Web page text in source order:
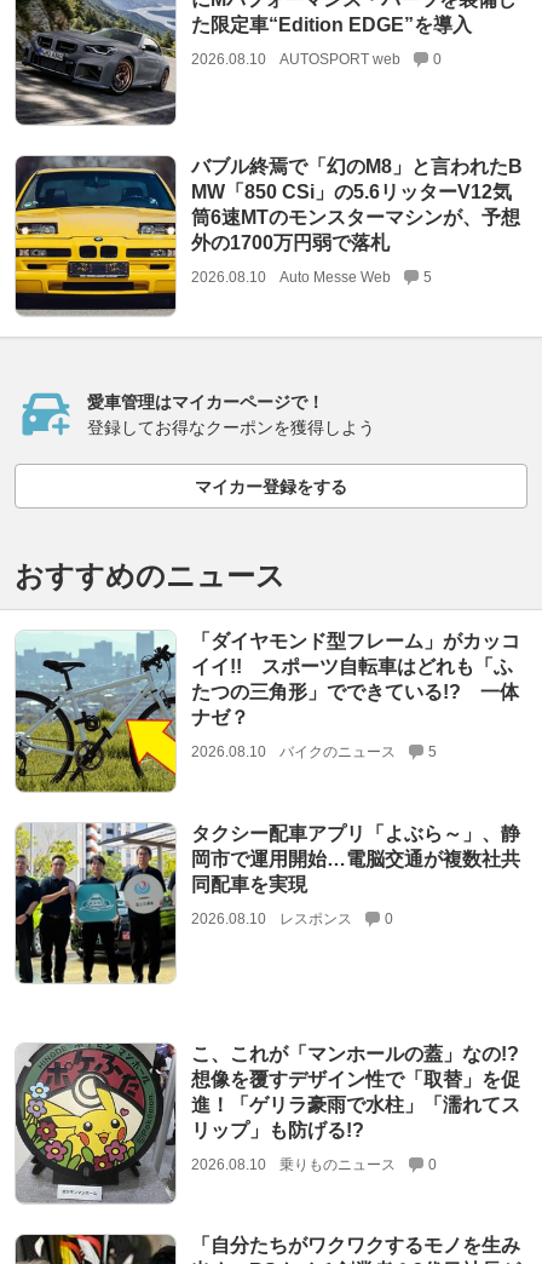
た限定車“Edition EDGE”を導入
2026.08.10 AUTOSPORT web 0
バブル終焉で「幻のM8」と言われたB
MW「850 CSi」の5.6リッターV12気
筒6速MTのモンスターマシンが、予想
外の1700万円弱で落札
2026.08.10 Auto Messe Web 5
愛車管理はマイカーページで！
登録してお得なクーポンを獲得しよう
マイカー登録をする
おすすめのニュース
「ダイヤモンド型フレーム」がカッコ
イイ!! スポーツ自転車はどれも「ふ
たつの三角形」でできている!? 一体
ナゼ？
2026.08.10 バイクのニュース 5
タクシー配車アプリ「よぶら～」、静
岡市で運用開始…電脳交通が複数社共
同配車を実現
2026.08.10 レスポンス 0
こ、これが「マンホールの蓋」なの!?
想像を覆すデザイン性で「取替」を促
進！「ゲリラ豪雨で水柱」「濡れてス
リップ」も防げる!?
2026.08.10 乗りものニュース 0
「自分たちがワクワクするモノを生み